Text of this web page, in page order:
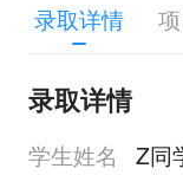
录取详情
录取详情
学生姓名
Z同